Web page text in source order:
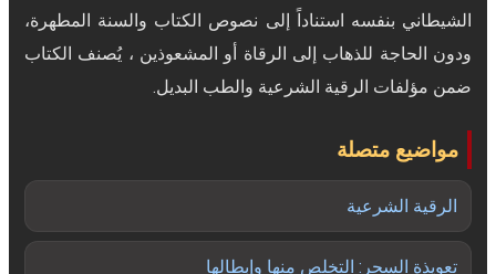
الشيطاني بنفسه استناداً إلى نصوص الكتاب والسنة المطهرة،
ودون الحاجة للذهاب إلى الرقاة أو المشعوذين ، يُصنف الكتاب
ضمن مؤلفات الرقية الشرعية والطب البديل.
مواضيع متصلة
الرقية الشرعية
تعويذة السحر: التخلص منها وإبطالها